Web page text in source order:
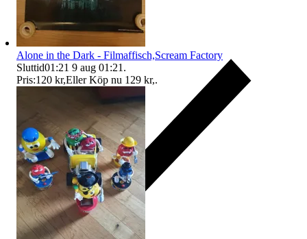
Alone in the Dark - Filmaffisch,Scream Factory
Sluttid01:21 9 aug 01:21 .
Pris:120 kr,Eller Köp nu 129 kr,.